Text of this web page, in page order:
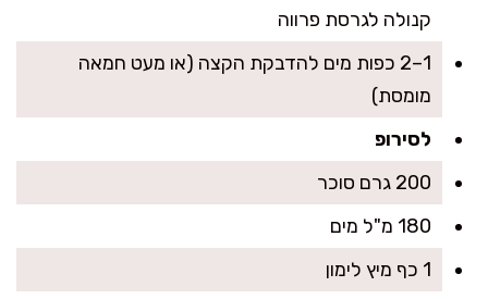
קנולה לגרסת פרווה
1–2 כפות מים להדבקת הקצה (או מעט חמאה
מומסת)
לסירופ
200 גרם סוכר
180 מ"ל מים
1 כף מיץ לימון